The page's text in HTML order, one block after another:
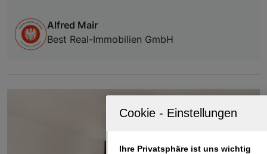
Alfred Mair
Best Real-Immobilien GmbH
Ihre Privatsphäre ist uns wichtig